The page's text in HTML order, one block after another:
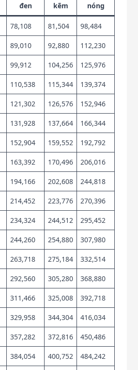
đen
kẽm
nóng
78,108 81,504 98,484
89,010 92,880 112,230
99,912 104,256 125,976
110,538 115,344 139,374
121,302 126,576 152,946
131,928 137,664 166,344
152,904 159,552 192,792
163,392 170,496 206,016
194,166 202,608 244,818
214,452 223,776 270,396
234,324 244,512 295,452
244,260 254,880 307,980
263,718 275,184 332,514
292,560 305,280 368,880
311,466 325,008 392,718
329,958 344,304 416,034
357,282 372,816 450,486
384,054 400,752 484,242